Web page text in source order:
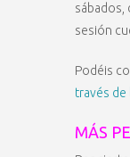
sábados,
sesión
Podéis
través de
MÁS